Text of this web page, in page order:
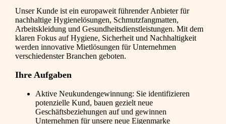
Unser Kunde ist ein europaweit führender Anbieter für
nachhaltige Hygienelösungen, Schmutzfangmatten,
Arbeitskleidung und Gesundheitsdienstleistungen. Mit dem
klaren Fokus auf Hygiene, Sicherheit und Nachhaltigkeit
werden innovative Mietlösungen für Unternehmen
verschiedenster Branchen geboten.
Ihre Aufgaben
Aktive Neukundengewinnung: Sie identifizieren
potenzielle Kund, bauen gezielt neue
Geschäftsbeziehungen auf und gewinnen
Unternehmen für unsere neue Eigenmarke